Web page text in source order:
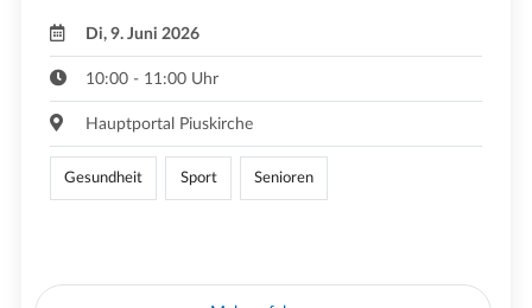
Di, 9. Juni 2026
10:00 - 11:00 Uhr
Hauptportal Piuskirche
Gesundheit Sport Senioren